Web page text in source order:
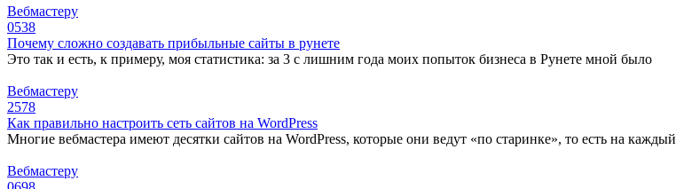
Вебмастеру
0538
Почему сложно создавать прибыльные сайты в рунете
Это так и есть, к примеру, моя статистика: за 3 с лишним года моих попыток бизнеса в Рунете мной было
Вебмастеру
2578
Как правильно настроить сеть сайтов на WordPress
Многие вебмастера имеют десятки сайтов на WordPress, которые они ведут «по старинке», то есть на каждый
Вебмастеру